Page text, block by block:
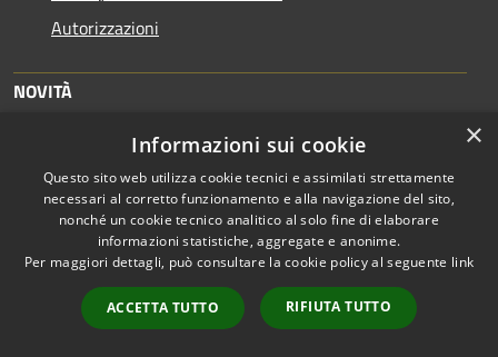
Autorizzazioni
NOVITÀ
Comunicati
Avvisi
VIVERE IL COMUNE
Luoghi
×
Informazioni sui cookie
Questo sito web utilizza cookie tecnici e assimilati strettamente
necessari al corretto funzionamento e alla navigazione del sito,
nonché un cookie tecnico analitico al solo fine di elaborare
informazioni statistiche, aggregate e anonime.
Per maggiori dettagli, può consultare la cookie policy al seguente link
ACCETTA TUTTO RIFIUTA TUTTO